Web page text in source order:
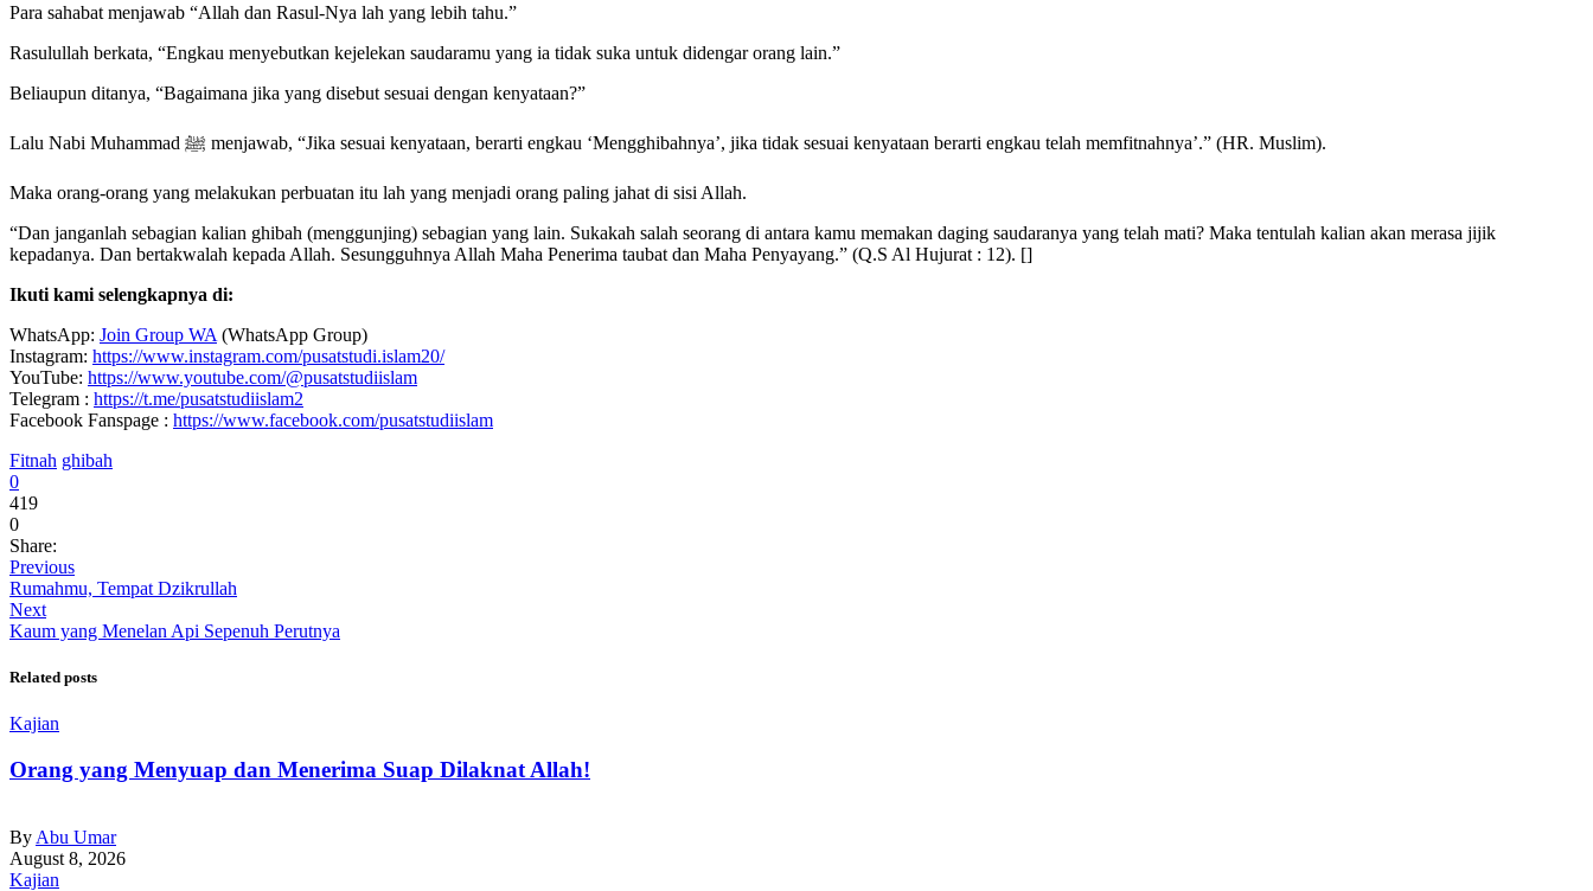
Para sahabat menjawab “Allah dan Rasul-Nya lah yang lebih tahu.”
Rasulullah berkata, “Engkau menyebutkan kejelekan saudaramu yang ia tidak suka untuk didengar orang lain.”
Beliaupun ditanya, “Bagaimana jika yang disebut sesuai dengan kenyataan?”
Lalu Nabi Muhammad ﷺ menjawab, “Jika sesuai kenyataan, berarti engkau ‘Mengghibahnya’, jika tidak sesuai kenyataan berarti engkau telah memfitnahnya’.” (HR. Muslim).
Maka orang-orang yang melakukan perbuatan itu lah yang menjadi orang paling jahat di sisi Allah.
“Dan janganlah sebagian kalian ghibah (menggunjing) sebagian yang lain. Sukakah salah seorang di antara kamu memakan daging saudaranya yang telah mati? Maka tentulah kalian akan merasa jijik
kepadanya. Dan bertakwalah kepada Allah. Sesungguhnya Allah Maha Penerima taubat dan Maha Penyayang.” (Q.S Al Hujurat : 12). []
Ikuti kami selengkapnya di:
WhatsApp: Join Group WA (WhatsApp Group)
Instagram: https://www.instagram.com/pusatstudi.islam20/
YouTube: https://www.youtube.com/@pusatstudiislam
Telegram : https://t.me/pusatstudiislam2
Facebook Fanspage : https://www.facebook.com/pusatstudiislam
Fitnah ghibah
0
419
0
Share:
Previous
Rumahmu, Tempat Dzikrullah
Next
Kaum yang Menelan Api Sepenuh Perutnya
Related posts
Kajian
Orang yang Menyuap dan Menerima Suap Dilaknat Allah!
By Abu Umar
August 8, 2026
Kajian